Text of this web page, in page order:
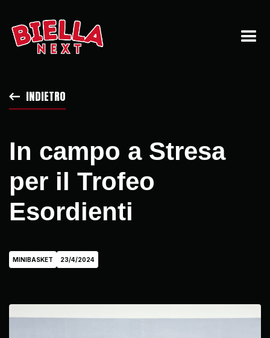
INDIETRO
In campo a Stresa
per il Trofeo
Esordienti
MINIBASKET 23/4/2024